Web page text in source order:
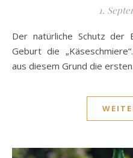
1.
Der natürliche Schutz der Babyhaut ist direkt nach der
Geburt die
aus diesem Grund die